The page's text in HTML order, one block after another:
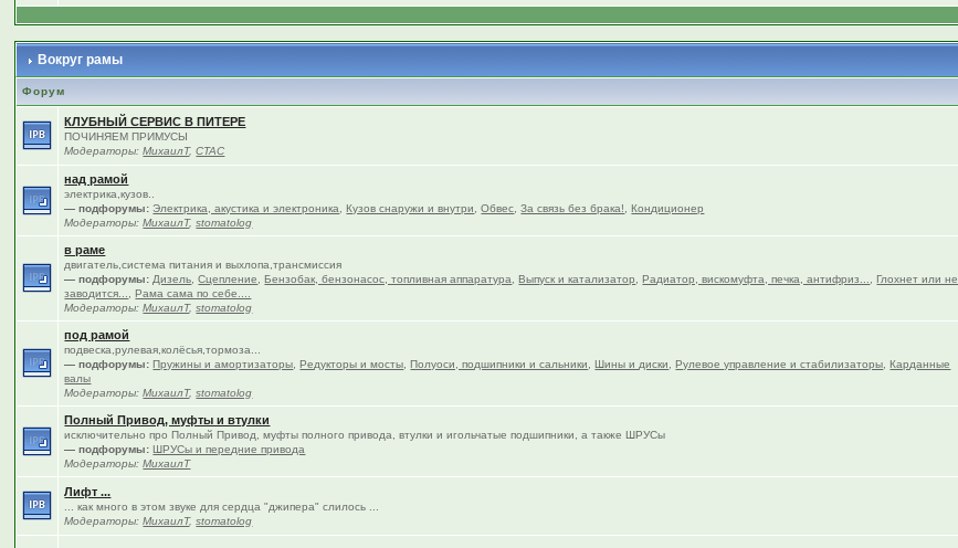
Вокруг рамы
Форум
КЛУБНЫЙ СЕРВИС В ПИТЕРЕ
ПОЧИНЯЕМ ПРИМУСЫ
Модераторы:МихаилТ,CTAC
над рамой
электрика,кузов..
— подфорумы: Электрика, акустика и электроника ,Кузов снаружи и внутри ,Обвес ,За связь без брака! ,Кондиционер
Модераторы:МихаилТ,stomatolog
в раме
двигатель,система питания и выхлопа,трансмиссия
— подфорумы: Дизель ,Сцепление ,Бензобак, бензонасос, топливная аппаратура ,Выпуск и катализатор ,Радиатор, вискомуфта, печка, антифриз... ,Глохнет или не
заводится...
,Рама сама по себе....
Модераторы:МихаилТ,stomatolog
под рамой
подвеска,рулевая,колёсья,тормоза...
— подфорумы: Пружины и амортизаторы ,Редукторы и мосты ,Полуоси, подшипники и сальники ,Шины и диски ,Рулевое управление и стабилизаторы ,Карданные
валы
Модераторы:МихаилТ,stomatolog
Полный Привод, муфты и втулки
исключительно про Полный Привод, муфты полного привода, втулки и игольчатые подшипники, а также ШРУСы
— подфорумы: ШРУСы и передние привода
Модераторы:МихаилТ
Лифт ...
... как много в этом звуке для сердца "джипера" слилось ...
Модераторы:МихаилТ,stomatolog